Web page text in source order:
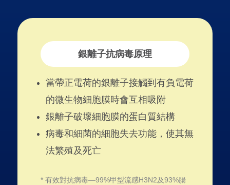
銀離子抗病毒原理
當帶正電荷的銀離子接觸到有負電荷
的微生物細胞膜時會互相吸附
銀離子破壞細胞膜的蛋白質結構
病毒和細菌的細胞失去功能，使其無
法繁殖及死亡
* 有效對抗病毒—99%甲型流感H3N2及93%腸